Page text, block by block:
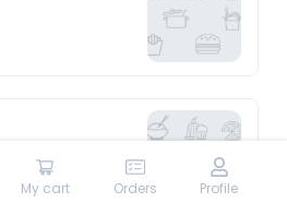
My cart Orders Profile